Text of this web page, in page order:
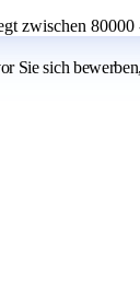
zwischen 80000
Sie sich